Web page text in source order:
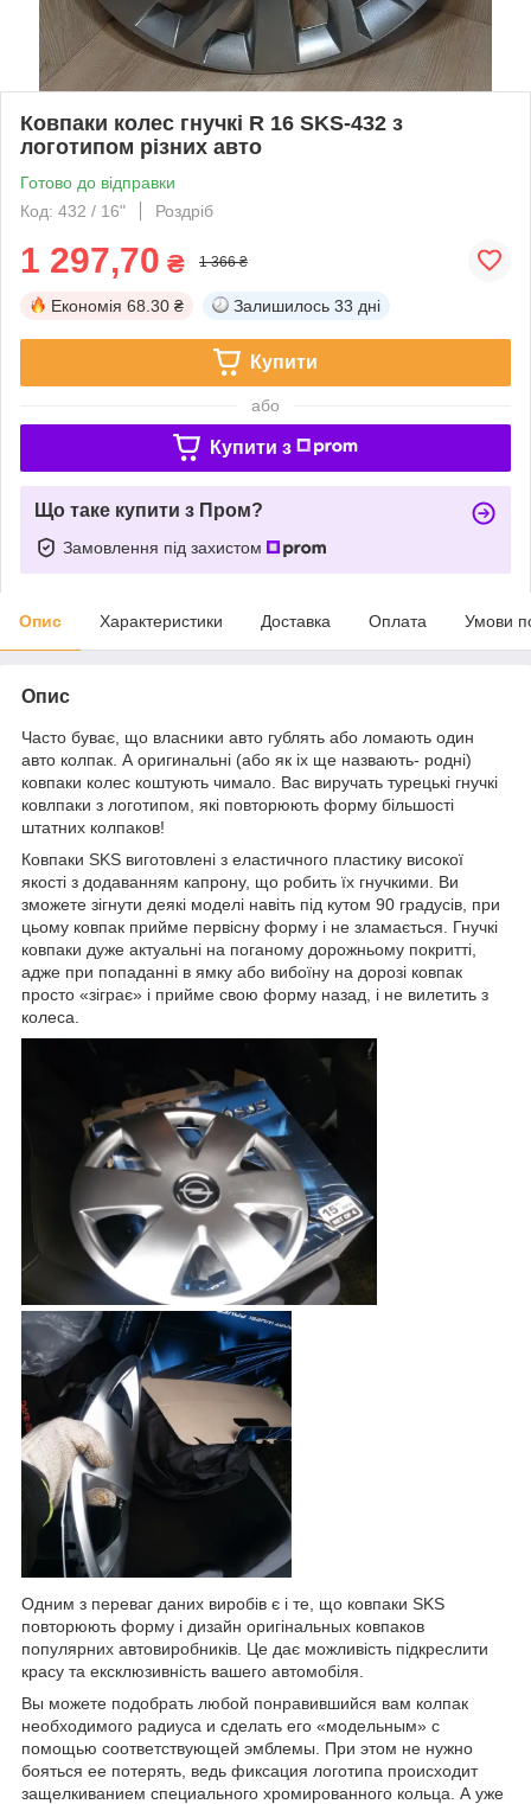
Ковпаки колес гнучкі R 16 SKS-432 з
логотипом різних авто
Готово до відправки
Код: 432 / 16"
Роздріб
1 297,70 ₴ 1 366 ₴
Економія 68.30 ₴ Залишилось 33 дні
Купити
або
Купити з
Що таке купити з Пром?
Замовлення під захистом
Опис Характеристики Доставка Оплата Умови
Опис
Часто буває, що власники авто гублять або ломають один
авто колпак. А оригинальні (або як іх ще назвають- родні)
ковпаки колес коштують чимало. Вас виручать турецькі гнучкі
ковлпаки з логотипом, які повторюють форму більшості
штатних колпаков!
Ковпаки SKS виготовлені з еластичного пластику високої
якості з додаванням капрону, що робить їх гнучкими. Ви
зможете зігнути деякі моделі навіть під кутом 90 градусів, при
цьому ковпак прийме первісну форму і не зламається. Гнучкі
ковпаки дуже актуальні на поганому дорожньому покритті,
адже при попаданні в ямку або вибоїну на дорозі ковпак
просто «зіграє» і прийме свою форму назад, і не вилетить з
колеса.
Одним з переваг даних виробів є і те, що ковпаки SKS
повторюють форму і дизайн оригінальных ковпаков
популярних автовиробників. Це дає можливість підкреслити
красу та ексклюзивність вашего автомобіля.
Вы можете подобрать любой понравившийся вам колпак
необходимого радиуса и сделать его «модельным» с
помощью соответствующей эмблемы. При этом не нужно
бояться ее потерять, ведь фиксация логотипа происходит
защелкиванием специального хромированного кольца. А уже